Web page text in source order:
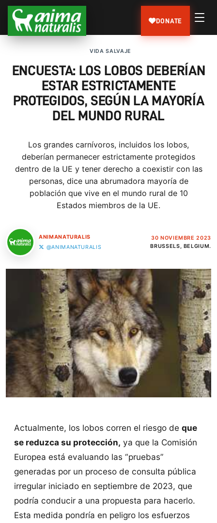
DONATE
VIDA SALVAJE
ENCUESTA: LOS LOBOS DEBERÍAN
ESTAR ESTRICTAMENTE
PROTEGIDOS, SEGÚN LA MAYORÍA
DEL MUNDO RURAL
Los grandes carnívoros, incluidos los lobos,
deberían permanecer estrictamente protegidos
dentro de la UE y tener derecho a coexistir con las
personas, dice una abrumadora mayoría de
población que vive en el mundo rural de 10
Estados miembros de la UE.
ANIMANATURALIS
@ANIMANATURALIS
30 NOVIEMBRE 2023
BRUSSELS, BELGIUM.
Actualmente, los lobos corren el riesgo de que
se reduzca su protección, ya que la Comisión
Europea está evaluando las “pruebas”
generadas por un proceso de consulta pública
irregular iniciado en septiembre de 2023, que
podría conducir a una propuesta para hacerlo.
Esta medida pondría en peligro los esfuerzos